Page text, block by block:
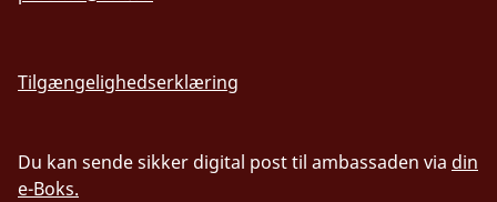
Tilgængelighedserklæring
Du kan sende sikker digital post til ambassaden via din
e-Boks.